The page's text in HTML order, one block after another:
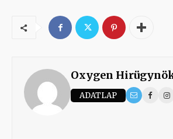
Oxygen
ADATLAP